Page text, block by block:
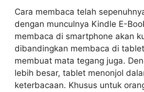
Cara membaca telah
dengan munculnya Kindle E-
membaca di smartphone akan
dibandingkan membaca di
membuat mata tegang juga.
lebih besar, tablet menonjol
keterbacaan. Khusus untuk